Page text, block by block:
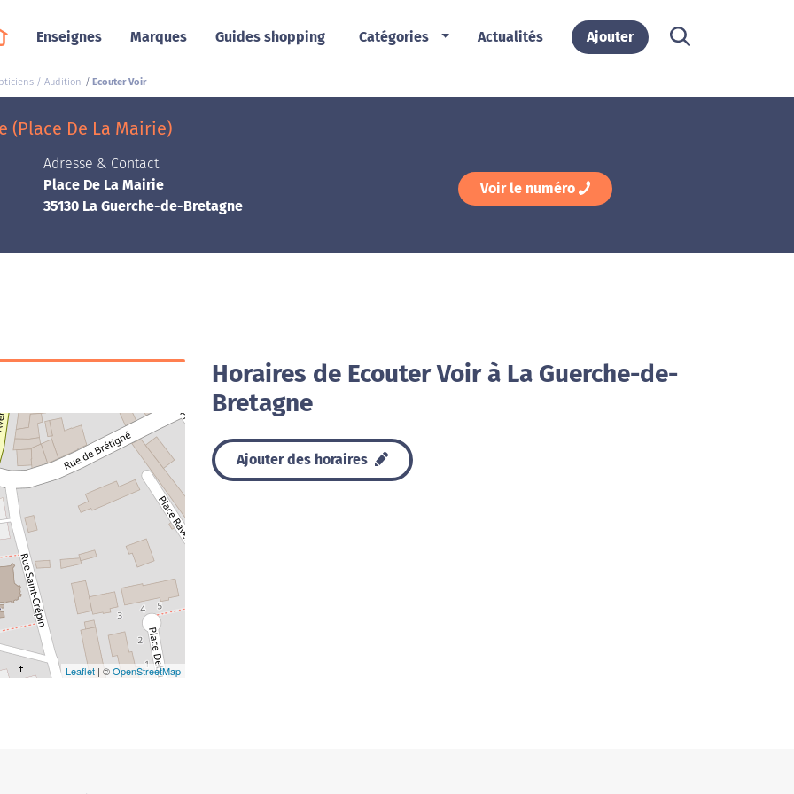
Enseignes Marques Guides shopping Catégories Actualités Ajouter
/ Audition Ecouter Voir
(Place De La Mairie)
Adresse & Contact
Place De La Mairie
35130 La Guerche-de-Bretagne
Voir le numéro
Leaflet | ©OpenStreetMap
Horaires de Ecouter Voir à La Guerche-de-
Bretagne
Ajouter des horaires